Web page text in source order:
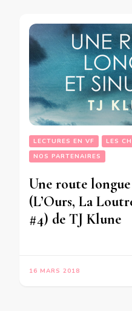
LECTURES EN VF
LES
NOS PARTENAIRES
Une route
(L’Ours, La
#4) de TJ Klune
16 MARS 2018